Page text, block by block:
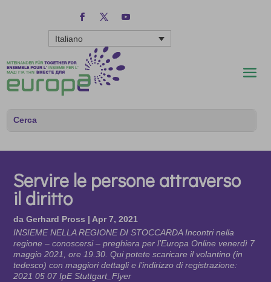
Italiano
Servire le persone attraverso
il diritto
daGerhard Pross | Apr 7, 2021
INSIEME NELLA REGIONE DI STOCCARDA Incontri nella
regione – conoscersi – preghiera per l’Europa Online venerdì 7
maggio 2021, ore 19.30. Qui potete scaricare il volantino (in
tedesco) con maggiori dettagli e l’indirizzo di registrazione:
2021 05 07 IpE Stuttgart_Flyer